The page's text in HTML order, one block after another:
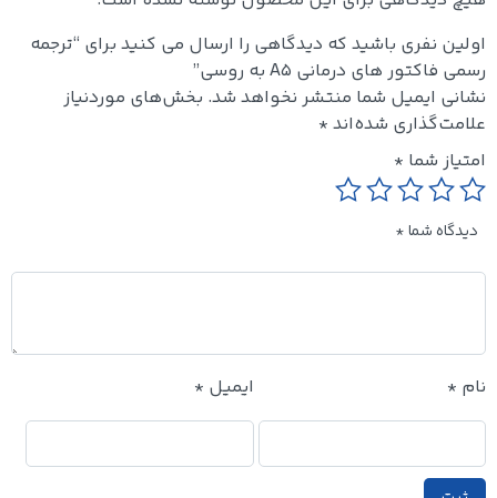
اولین نفری باشید که دیدگاهی را ارسال می کنید برای “ترجمه
رسمی فاکتور های درمانی A5 به روسی”
نشانی ایمیل شما منتشر نخواهد شد.بخش‌های موردنیاز
علامت‌گذاری شده‌اند*
امتیاز شما*
دیدگاه شما*
نام* ایمیل*